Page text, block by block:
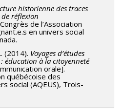
historienne des traces
réflexion
de l’Association
en univers social
(2014). Voyages d’études
éducation à la citoyenneté
orale].
québécoise des
social (AQEUS), Trois-